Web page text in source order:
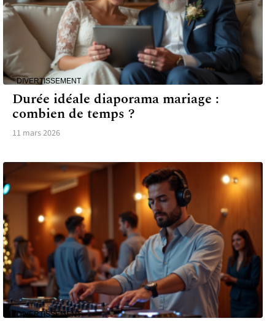
DIVERTISSEMENT
Durée idéale diaporama mariage :
combien de temps ?
11 mars 2026
DIVERTISSEMENT